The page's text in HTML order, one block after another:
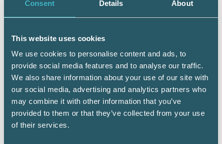
Consent Details About
This website uses cookies
We use cookies to personalise content and ads, to
provide social media features and to analyse our traffic.
We also share information about your use of our site with
our social media, advertising and analytics partners who
may combine it with other information that you’ve
provided to them or that they’ve collected from your use
of their services.
Srf Lönsams referensgrupp i Luna projektet
Srf Lönsamär Srf konsulternas
samverkansgrupp med de svenska
lönesystemleverantörerna. I Srf Lönsam
ingår Björn Lundén AB, Briljant AB,
Caspeco AB, CGI Sverige AB, Crona
Software AB, Fortnox AB, Flex
Applications AB, Hogia HR Systems AB,